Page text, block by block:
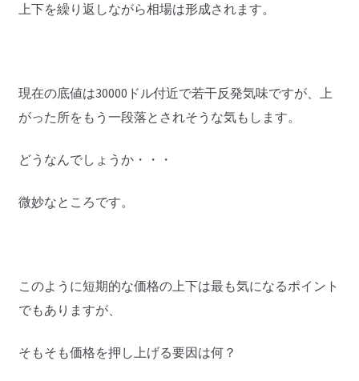
上下を繰り返しながら相場は形成されます。
現在の底値は30000ドル付近で若干反発気味ですが、上
がった所をもう一段落とされそうな気もします。
どうなんでしょうか・・・
微妙なところです。
このように短期的な価格の上下は最も気になるポイント
でもありますが、
そもそも価格を押し上げる要因は何？